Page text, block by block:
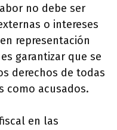
no debe ser
o intereses
representación
garantizar que se
derechos de todas
como acusados.
en las